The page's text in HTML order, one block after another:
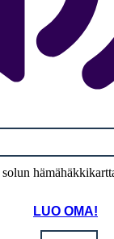
LUO OMA!